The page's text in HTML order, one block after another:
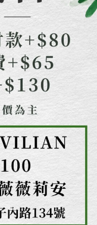
享後付」服務完成之交
易相關給付款項請求債
之同意方可使用
，本公司不負相關責
用戶狀況，依本公司即
，本公司將視審查結果
發現惡意使用之情形，
並採取法律行動。